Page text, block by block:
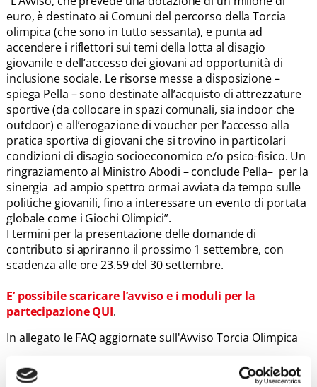
euro, è destinato ai Comuni del percorso della Torcia
olimpica (che sono in tutto sessanta), e punta ad
accendere i riflettori sui temi della lotta al disagio
giovanile e dell’accesso dei giovani ad opportunità di
inclusione sociale. Le risorse messe a disposizione –
spiega Pella – sono destinate all’acquisto di attrezzature
sportive (da collocare in spazi comunali, sia indoor che
outdoor) e all’erogazione di voucher per l’accesso alla
pratica sportiva di giovani che si trovino in particolari
condizioni di disagio socioeconomico e/o psico-fisico. Un
ringraziamento al Ministro Abodi – conclude Pella– per la
sinergia ad ampio spettro ormai avviata da tempo sulle
politiche giovanili, fino a interessare un evento di portata
globale come i Giochi Olimpici”.
I termini per la presentazione delle domande di
contributo si apriranno il prossimo 1 settembre, con
scadenza alle ore 23.59 del 30 settembre.
E’ possibile scaricare l’avviso e i moduli per la
partecipazione QUI.
In allegato le FAQ aggiornate sull'Avviso Torcia Olimpica